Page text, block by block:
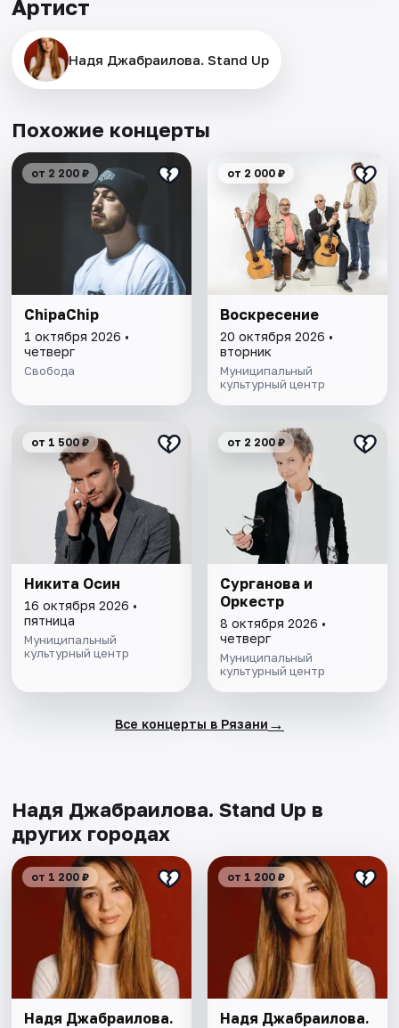
Артист
Надя Джабраилова. Stand Up
Похожие концерты
от 2 200 ₽
ChipaChip
1 октября 2026 •
четверг
Свобода
от 2 000 ₽
Воскресение
20 октября 2026 •
вторник
Муниципальный
культурный центр
от 1 500 ₽
Никита Осин
16 октября 2026 •
пятница
Муниципальный
культурный центр
от 2 200 ₽
Сурганова и
Оркестр
8 октября 2026 •
четверг
Муниципальный
культурный центр
Все концерты в Рязани →
Надя Джабраилова. Stand Up в
других городах
от 1 200 ₽
Надя Джабраилова.
от 1 200 ₽
Надя Джабраилова.